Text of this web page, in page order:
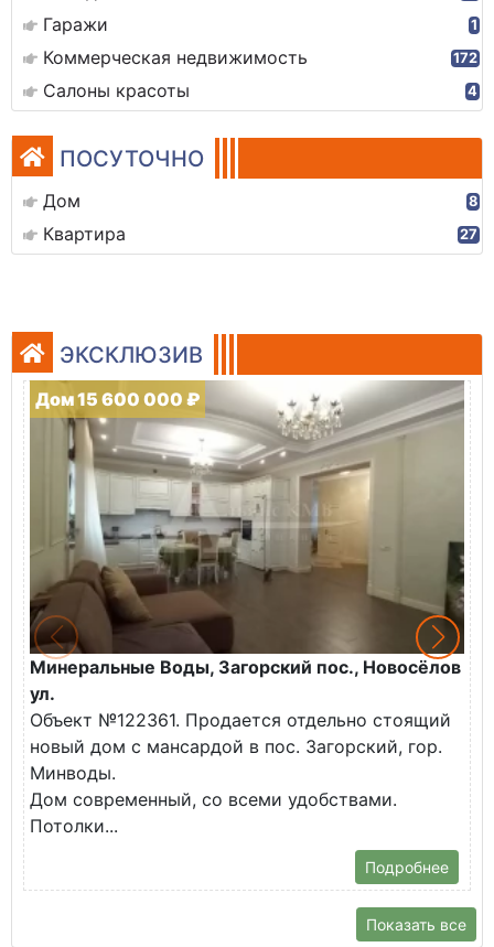
Гаражи 1
Коммерческая недвижимость 172
Салоны красоты 4
ПОСУТОЧНО
Дом 8
Квартира 27
ЭКСКЛЮЗИВ
Дом 15 600 000 ₽
Минеральные Воды, Загорский пос., Новосёлов
ул.
Объект №122361. Продается отдельно стоящий
новый дом с мансардой в пос. Загорский, гор.
Минводы.
Дом современный, со всеми удобствами.
Потолки...
Подробнее
Показать все